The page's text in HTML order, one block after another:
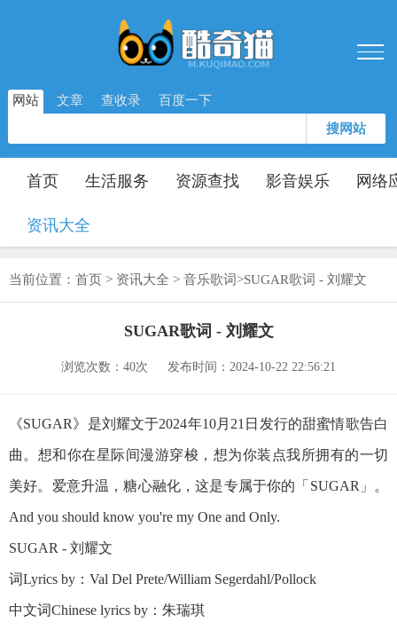
网站 文章 查收录 百度一下
搜网站
首页 生活服务 资源查找 影音娱乐 网络
资讯大全
当前位置： 首页 > 资讯大全 > 音乐歌词>SUGAR歌词 - 刘耀文
SUGAR歌词 - 刘耀文
浏览次数：40次 发布时间：2024-10-22 22:56:21
《SUGAR》是刘耀文于2024年10月21日发行的甜蜜情歌告白
曲。想和你在星际间漫游穿梭，想为你装点我所拥有的一切
美好。爱意升温，糖心融化，这是专属于你的「SUGAR」。
And you should know you're my One and Only. ​
SUGAR - 刘耀文
词Lyrics by：Val Del Prete/William Segerdahl/Pollock
中文词Chinese lyrics by：朱瑞琪